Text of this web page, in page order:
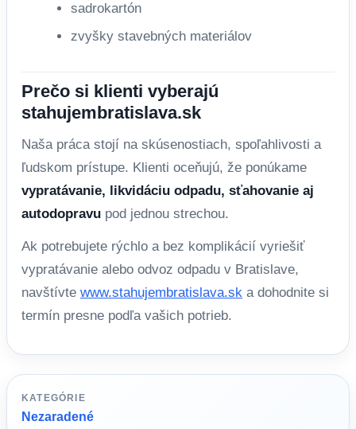
sadrokartón
zvyšky stavebných materiálov
Prečo si klienti vyberajú
stahujembratislava.sk
Naša práca stojí na skúsenostiach, spoľahlivosti a
ľudskom prístupe. Klienti oceňujú, že ponúkame
vypratávanie, likvidáciu odpadu, sťahovanie aj
autodopravu pod jednou strechou.
Ak potrebujete rýchlo a bez komplikácií vyriešiť
vypratávanie alebo odvoz odpadu v Bratislave,
navštívte www.stahujembratislava.sk a dohodnite si
termín presne podľa vašich potrieb.
KATEGÓRIE
Nezaradené